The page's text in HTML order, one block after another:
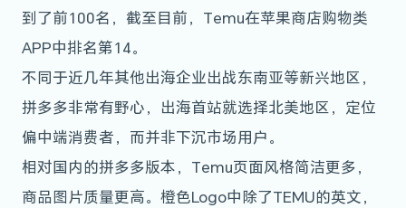
到了前100名，截至目前，Temu在苹果商店购物类
APP中排名第14。
不同于近几年其他出海企业出战东南亚等新兴地区，
拼多多非常有野心，出海首站就选择北美地区，定位
偏中端消费者，而并非下沉市场用户。
相对国内的拼多多版本，Temu页面风格简洁更多，
商品图片质量更高。橙色Logo中除了TEMU的英文，